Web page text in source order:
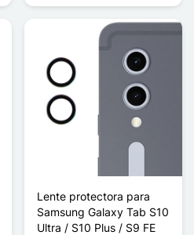
Lente protectora para
Samsung Galaxy Tab S10
Ultra / S10 Plus / S9 FE